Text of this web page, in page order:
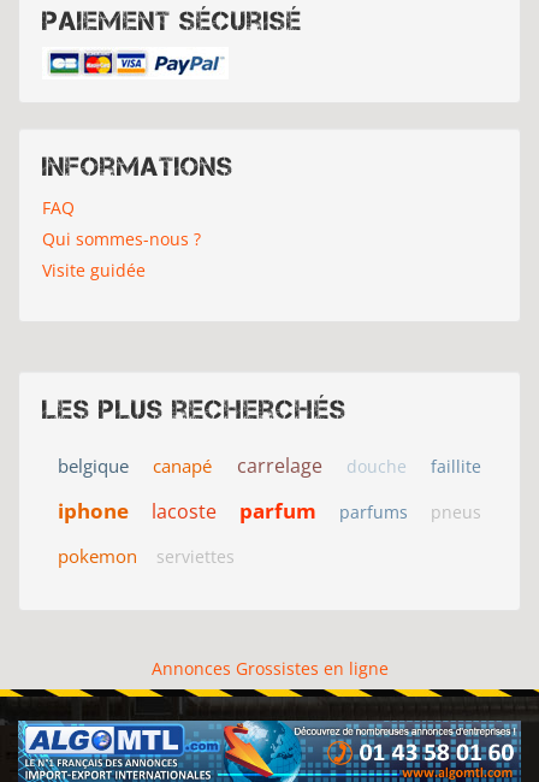
Paiement sécurisé
Informations
FAQ
Qui sommes-nous ?
Visite guidée
Les plus recherchés
belgique canapé carrelage douche faillite
iphone lacoste parfum parfums pneus
pokemon serviettes
Annonces Grossistes en ligne